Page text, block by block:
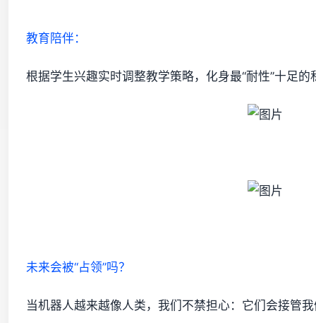
教育陪伴：
根据学生兴趣实时调整教学策略，化身最“耐性”十足的
未来会被“占领”吗？
当机器人越来越像人类，我们不禁担心：它们会接管